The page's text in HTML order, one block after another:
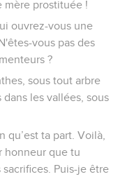
mère prostituée !
ouvrez-vous une
vous pas des
?
sous tout arbre
les vallées, sous
qu’est ta part. Voilà,
honneur que tu
Puis-je être